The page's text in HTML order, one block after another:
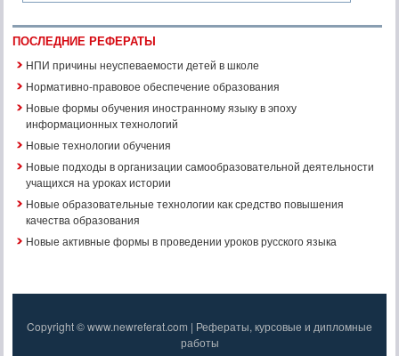
ПОСЛЕДНИЕ РЕФЕРАТЫ
НПИ причины неуспеваемости детей в школе
Нормативно-правовое обеспечение образования
Новые формы обучения иностранному языку в эпоху
информационных технологий
Новые технологии обучения
Новые подходы в организации самообразовательной деятельности
учащихся на уроках истории
Новые образовательные технологии как средство повышения
качества образования
Новые активные формы в проведении уроков русского языка
Copyright © www.newreferat.com | Рефераты, курсовые и дипломные
работы